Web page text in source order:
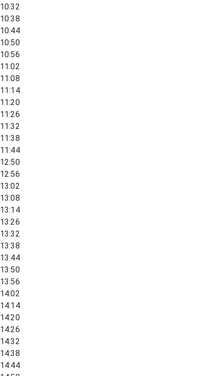
10:32
10:38
10:44
10:50
10:56
11:02
11:08
11:14
11:20
11:26
11:32
11:38
11:44
12:50
12:56
13:02
13:08
13:14
13:26
13:32
13:38
13:44
13:50
13:56
14:02
14:14
14:20
14:26
14:32
14:38
14:44